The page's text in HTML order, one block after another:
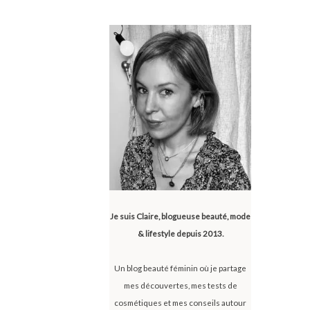
Je suis Claire, blogueuse beauté, mode
& lifestyle depuis 2013.
Un blog beauté féminin où je partage
mes découvertes, mes tests de
cosmétiques et mes conseils autour